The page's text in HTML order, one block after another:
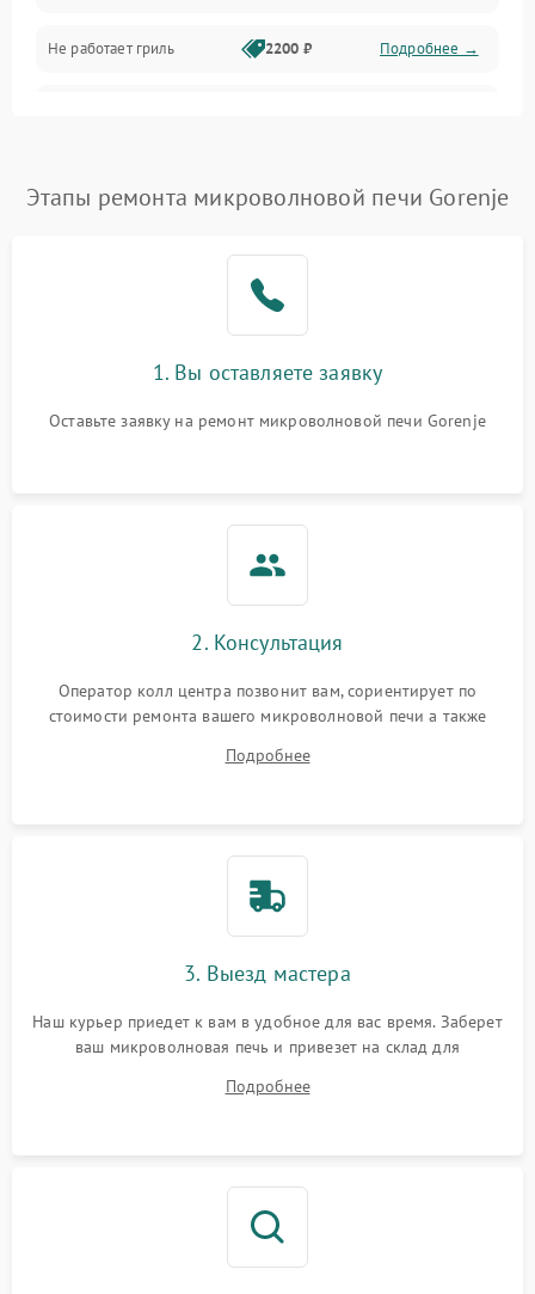
Не работает гриль 2200 ₽ Подробнее →
Подробнее →
2200 ₽
Не работают сенсорные
1000 ₽
Этапы ремонта микроволновой печи Gorenje
1. Вы оставляете заявку
Оставьте заявку на ремонт микроволновой печи Gorenje
2. Консультация
Оператор колл центра позвонит вам, сориентирует по
стоимости ремонта вашего микроволновой печи а также
Подробнее
3. Выезд мастера
Наш курьер приедет к вам в удобное для вас время. Заберет
ваш микроволновая печь и привезет на склад для
Подробнее